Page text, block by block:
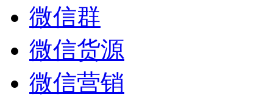
微信群
微信货源
微信营销